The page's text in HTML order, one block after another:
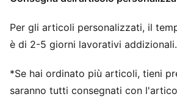
Per gli articoli personalizzati, il
è di 2-5 giorni lavorativi addizionali.
*Se hai ordinato più articoli, tieni
saranno tutti consegnati con